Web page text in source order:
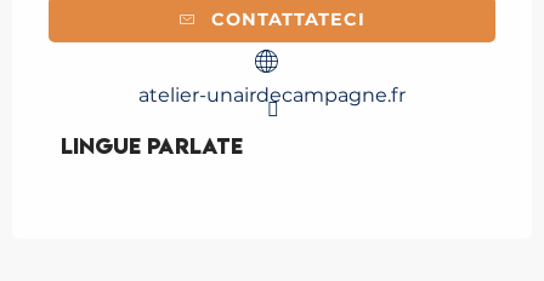
CONTATTATECI
atelier-unairdecampagne.fr
Lingue parlate
Lingue parlate